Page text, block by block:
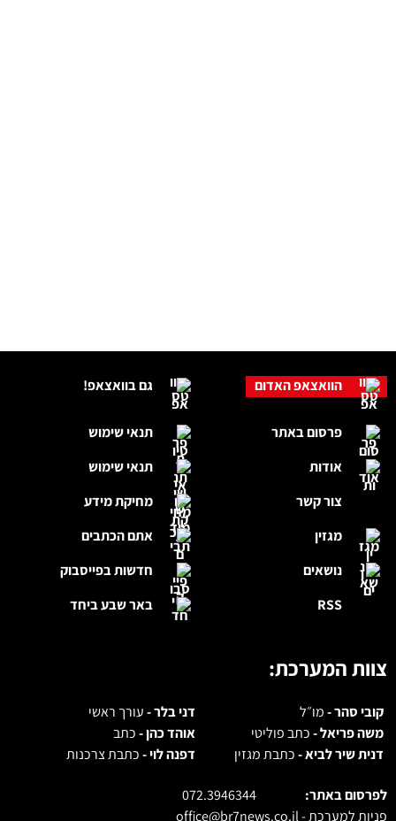
גם בוואצאפ!
תנאי שימוש
תנאי שימוש
מחיקת מידע
אתם הכתבים
חדשות בפייסבוק
באר שבע ביחד
הוואצאפ האדום
פרסום באתר
אודות
צור קשר
מגזין
נושאים
RSS
צוות המערכת:
קובי סהר -מו״ל דני בלר -עורך ראשי
משה פריאל -כתב פוליטי אוהד כהן -כתב
דנית שיר לביא -כתבת מגזין דפנה לוי -כתבת צרכנות
לפרסום באתר:
072.3946344
פניות למערכת -office@br7news.co.il